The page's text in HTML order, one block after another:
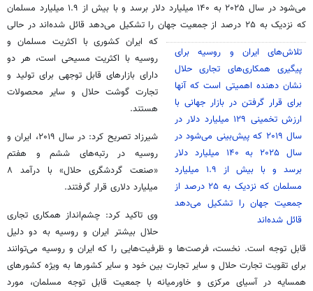
می‌شود در سال ۲۰۲۵ به ۱۴۰ میلیارد دلار برسد و با بیش از ۱.۹ میلیارد مسلمان
که نزدیک به ۲۵ درصد از جمعیت جهان را تشکیل می‌دهد قائل شده‌اند
تلاش‌های ایران و روسیه برای
پیگیری همکاری‌های تجاری حلال
نشان دهنده اهمیتی است که آنها
برای قرار گرفتن در بازار جهانی با
ارزش تخمینی ۱۲۹ میلیارد دلار در
سال ۲۰۱۹ که پیش‌بینی می‌شود در
سال ۲۰۲۵ به ۱۴۰ میلیارد دلار
برسد و با بیش از ۱.۹ میلیارد
مسلمان که نزدیک به ۲۵ درصد از
جمعیت جهان را تشکیل می‌دهد
قائل شده‌اند
در حالی
که ایران کشوری با اکثریت مسلمان و
روسیه با اکثریت مسیحی است، هر دو
دارای بازارهای قابل توجهی برای تولید و
تجارت گوشت حلال و سایر محصولات
هستند.
شیرزاد تصریح کرد: در سال ۲۰۱۹، ایران و
روسیه در رتبه‌های ششم و هفتم
«صنعت گردشگری حلال» با درآمد ۸
میلیارد دلاری قرار گرفتند.
وی تاکید کرد: چشم‌انداز همکاری تجاری
حلال بیشتر ایران و روسیه به دو دلیل
قابل توجه است. نخست، فرصت‌ها و ظرفیت‌هایی را که ایران و روسیه می‌توانند
برای تقویت تجارت حلال و سایر تجارت بین خود و سایر کشورها به ویژه کشورهای
همسایه در آسیای مرکزی و خاورمیانه با جمعیت قابل توجه مسلمان، مورد